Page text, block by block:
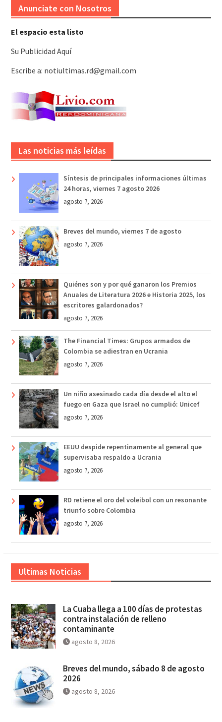
Anunciate con Nosotros
El espacio esta listo
Su Publicidad Aquí
Escribe a: notiultimas.rd@gmail.com
Las noticias más leídas
Síntesis de principales informaciones últimas
24 horas, viernes 7 agosto 2026
agosto 7, 2026
Breves del mundo, viernes 7 de agosto
agosto 7, 2026
Quiénes son y por qué ganaron los Premios
Anuales de Literatura 2026 e Historia 2025, los
escritores galardonados?
agosto 7, 2026
The Financial Times: Grupos armados de
Colombia se adiestran en Ucrania
agosto 7, 2026
Un niño asesinado cada día desde el alto el
fuego en Gaza que Israel no cumplió: Unicef
agosto 7, 2026
EEUU despide repentinamente al general que
supervisaba respaldo a Ucrania
agosto 7, 2026
RD retiene el oro del voleibol con un resonante
triunfo sobre Colombia
agosto 7, 2026
Ultimas Noticias
La Cuaba llega a 100 días de protestas
contra instalación de relleno
contaminante
agosto 8, 2026
Breves del mundo, sábado 8 de agosto
2026
agosto 8, 2026